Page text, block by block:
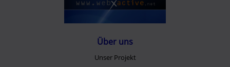
Über uns
Unser Projekt